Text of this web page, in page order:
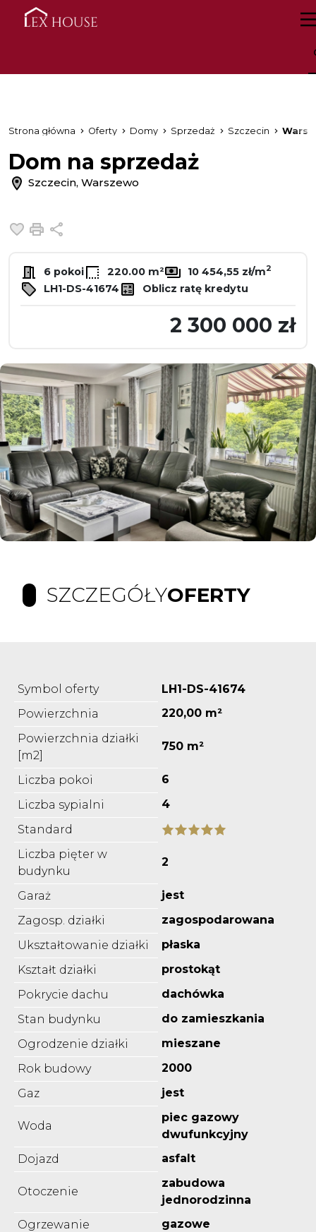
Strona główna Oferty Domy Sprzedaż Szczecin
Dom na sprzedaż
Szczecin, Warszewo
Dodaj do ulubionych
Drukuj
6 pokoi 220.00 m² 10 454,55 zł/m2
LH1-DS-41674 Oblicz ratę kredytu
2 300 000 zł
SZCZEGÓŁYOFERTY
Symbol oferty
LH1-DS-41674
Powierzchnia
220,00 m²
Powierzchnia działki
[m2]
750 m²
Liczba pokoi
6
Liczba sypialni
4
Standard
Liczba pięter w
budynku
2
Garaż
jest
Zagosp. działki
zagospodarowana
Ukształtowanie działki
płaska
Kształt działki
prostokąt
Pokrycie dachu
dachówka
Stan budynku
do zamieszkania
Ogrodzenie działki
mieszane
Rok budowy
2000
Gaz
jest
Woda
piec gazowy
dwufunkcyjny
Dojazd
asfalt
Otoczenie
zabudowa
jednorodzinna
Ogrzewanie
gazowe